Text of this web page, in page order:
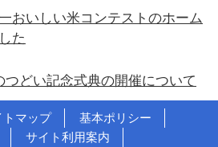
おいしい米コンテストのホーム
た
つどい記念式典の開催について
トマップ
基本ポリシー
サイト利用案内